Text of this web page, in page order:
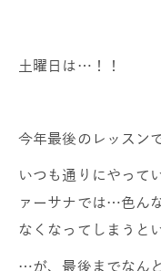
土曜日は…！！
今年最後のレッスン
いつも通りにやって
ァーサナでは…色ん
なくなってしまうと
…が、最後までなん